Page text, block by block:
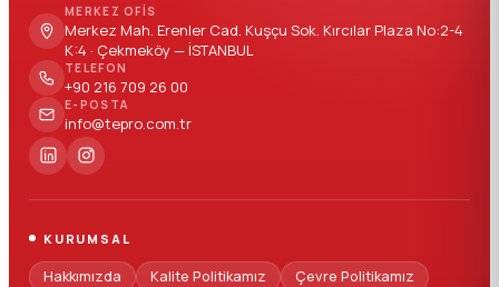
MERKEZ OFIS
Merkez Mah. Erenler Cad. Kuşçu Sok. Kırcılar Plaza No:2-4
K:4 · Çekmeköy — İSTANBUL
TELEFON
+90 216 709 26 00
E-POSTA
info@tepro.com.tr
KURUMSAL
Hakkımızda Kalite Politikamız
Çevre Politikamız